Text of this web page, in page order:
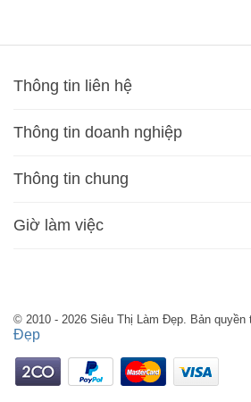
Thông tin liên hệ
Thông tin doanh nghiệp
Thông tin chung
Giờ làm việc
© 2010 - 2026 Siêu Thị Làm Đẹp. Bản quyền
Đẹp